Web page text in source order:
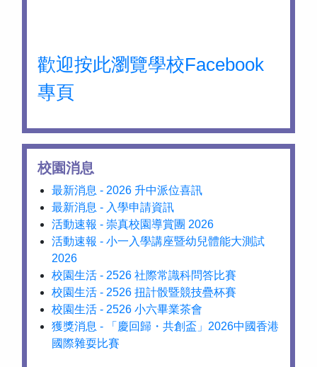
歡迎按此瀏覽學校Facebook
專頁
校園消息
最新消息 - 2026 升中派位喜訊
最新消息 - 入學申請資訊
活動速報 - 崇真校園導賞團 2026
活動速報 - 小一入學講座暨幼兒體能大測試
2026
校園生活 - 2526 社際常識科問答比賽
校園生活 - 2526 扭計骰暨競技疊杯賽
校園生活 - 2526 小六畢業茶會
獲獎消息 - 「慶回歸・共創盃」2026中國香港
國際雜耍比賽